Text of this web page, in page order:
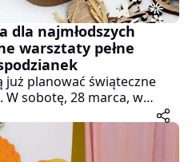
dla najmłodszych
warsztaty pełne
już planować świąteczne
sobotę, 28 marca, w
się wyjątkowe
połączą kreatywną
i wspólnego